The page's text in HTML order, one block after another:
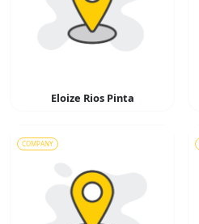
Eloize Rios Pinta
COMPANY